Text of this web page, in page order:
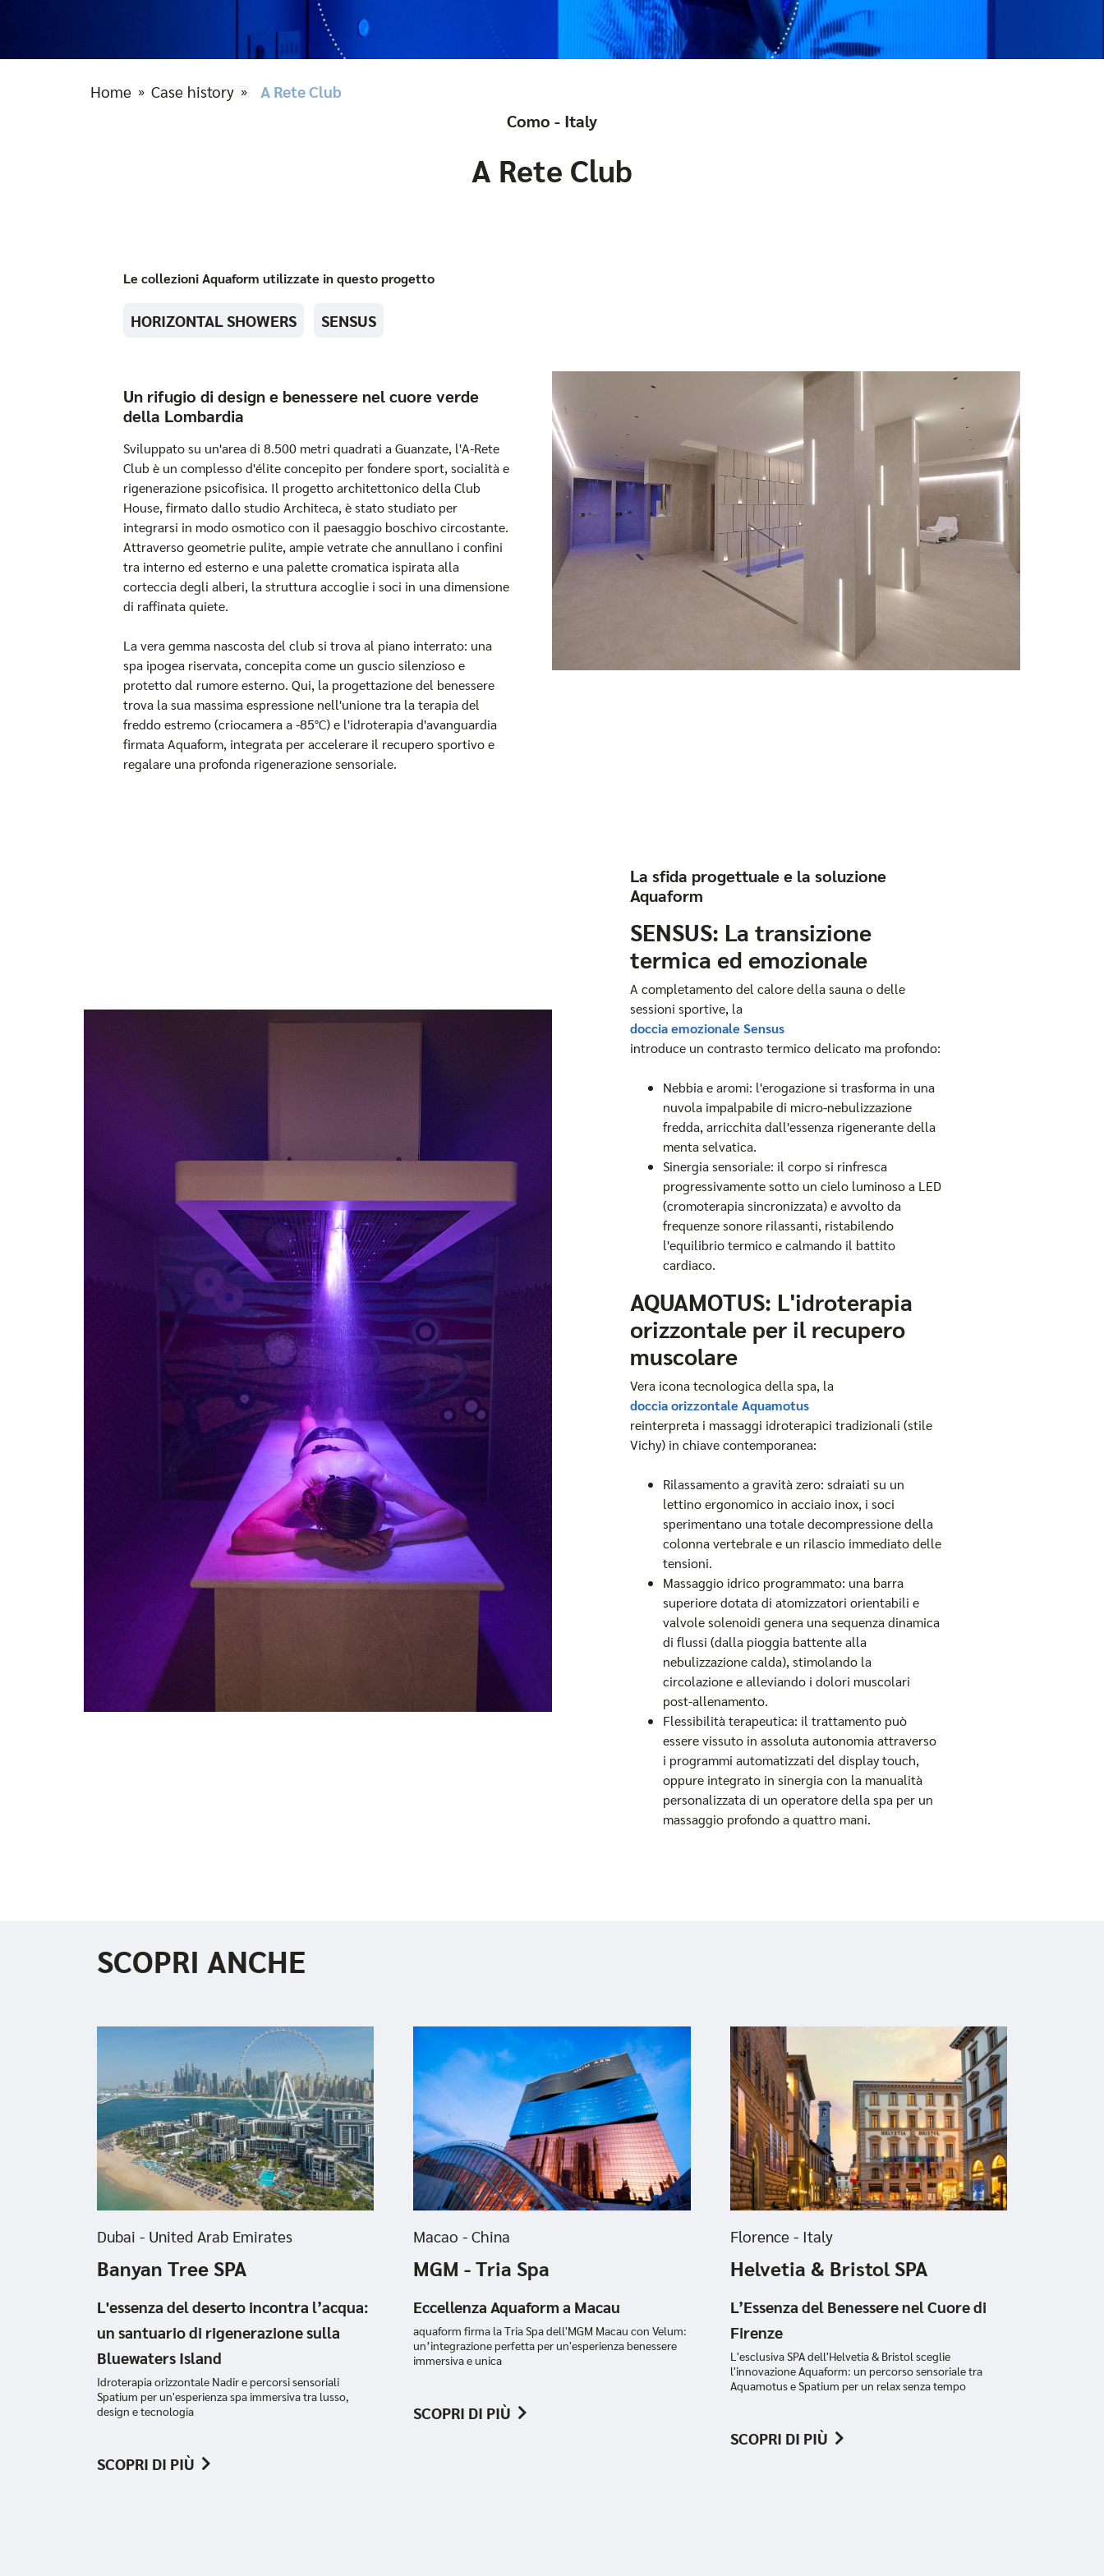
Home » Case history » A Rete Club
Como - Italy
A Rete Club
Le collezioni Aquaform utilizzate in questo progetto
HORIZONTAL SHOWERS SENSUS
Un rifugio di design e benessere nel cuore verde
della Lombardia
Sviluppato su un'area di 8.500 metri quadrati a Guanzate, l'A-Rete
Club è un complesso d'élite concepito per fondere sport, socialità e
rigenerazione psicofisica. Il progetto architettonico della Club
House, firmato dallo studio Architeca, è stato studiato per
integrarsi in modo osmotico con il paesaggio boschivo circostante.
Attraverso geometrie pulite, ampie vetrate che annullano i confini
tra interno ed esterno e una palette cromatica ispirata alla
corteccia degli alberi, la struttura accoglie i soci in una dimensione
di raffinata quiete.
La vera gemma nascosta del club si trova al piano interrato: una
spa ipogea riservata, concepita come un guscio silenzioso e
protetto dal rumore esterno. Qui, la progettazione del benessere
trova la sua massima espressione nell'unione tra la terapia del
freddo estremo (criocamera a -85°C) e l'idroterapia d'avanguardia
firmata Aquaform, integrata per accelerare il recupero sportivo e
regalare una profonda rigenerazione sensoriale.
La sfida progettuale e la soluzione
Aquaform
SENSUS: La transizione
termica ed emozionale
A completamento del calore della sauna o delle
sessioni sportive, la
doccia emozionale Sensus
introduce un contrasto termico delicato ma profondo:
Nebbia e aromi: l'erogazione si trasforma in una
nuvola impalpabile di micro-nebulizzazione
fredda, arricchita dall'essenza rigenerante della
menta selvatica.
Sinergia sensoriale: il corpo si rinfresca
progressivamente sotto un cielo luminoso a LED
(cromoterapia sincronizzata) e avvolto da
frequenze sonore rilassanti, ristabilendo
l'equilibrio termico e calmando il battito
cardiaco.
AQUAMOTUS: L'idroterapia
orizzontale per il recupero
muscolare
Vera icona tecnologica della spa, la
doccia orizzontale Aquamotus
reinterpreta i massaggi idroterapici tradizionali (stile
Vichy) in chiave contemporanea:
Rilassamento a gravità zero: sdraiati su un
lettino ergonomico in acciaio inox, i soci
sperimentano una totale decompressione della
colonna vertebrale e un rilascio immediato delle
tensioni.
Massaggio idrico programmato: una barra
superiore dotata di atomizzatori orientabili e
valvole solenoidi genera una sequenza dinamica
di flussi (dalla pioggia battente alla
nebulizzazione calda), stimolando la
circolazione e alleviando i dolori muscolari
post-allenamento.
Flessibilità terapeutica: il trattamento può
essere vissuto in assoluta autonomia attraverso
i programmi automatizzati del display touch,
oppure integrato in sinergia con la manualità
personalizzata di un operatore della spa per un
massaggio profondo a quattro mani.
SCOPRI ANCHE
Dubai - United Arab Emirates
Banyan Tree SPA
L'essenza del deserto incontra l’acqua:
un santuario di rigenerazione sulla
Bluewaters Island
Idroterapia orizzontale Nadir e percorsi sensoriali
Spatium per un'esperienza spa immersiva tra lusso,
design e tecnologia
SCOPRI DI PIÙ
Macao - China
MGM - Tria Spa
Eccellenza Aquaform a Macau
aquaform firma la Tria Spa dell'MGM Macau con Velum:
un’integrazione perfetta per un'esperienza benessere
immersiva e unica
SCOPRI DI PIÙ
Florence - Italy
Helvetia & Bristol SPA
L’Essenza del Benessere nel Cuore di
Firenze
L'esclusiva SPA dell'Helvetia & Bristol sceglie
l'innovazione Aquaform: un percorso sensoriale tra
Aquamotus e Spatium per un relax senza tempo
SCOPRI DI PIÙ